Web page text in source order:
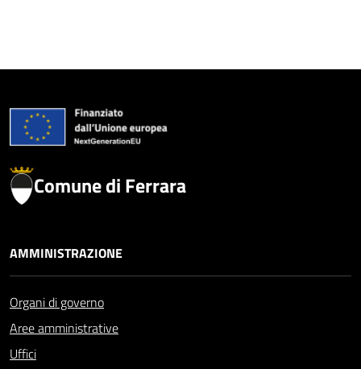
Comune di Ferrara
AMMINISTRAZIONE
Organi di governo
Aree amministrative
Uffici